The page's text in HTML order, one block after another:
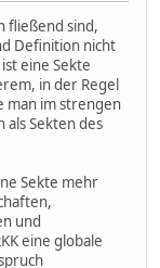
fließend sind,
Definition nicht
eine Sekte
in der Regel
man im strengen
als Sekten des
Sekte mehr
und
eine globale